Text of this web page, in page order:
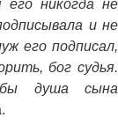
никогда не
и не
его подписал,
бог судья.
душа сына